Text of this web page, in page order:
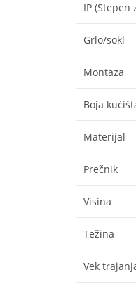
IP (Stepen
Grlo/sokl
Montaza
Boja
Materijal
Prečnik
Visina
Težina
Vek